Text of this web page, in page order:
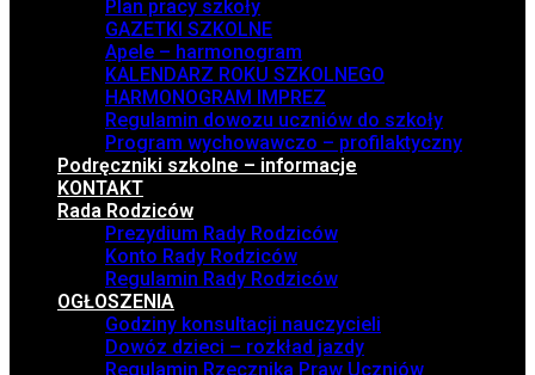
Plan pracy szkoły
GAZETKI SZKOLNE
Apele – harmonogram
KALENDARZ ROKU SZKOLNEGO
HARMONOGRAM IMPREZ
Regulamin dowozu uczniów do szkoły
Program wychowawczo – profilaktyczny
Podręczniki szkolne – informacje
KONTAKT
Rada Rodziców
Prezydium Rady Rodziców
Konto Rady Rodziców
Regulamin Rady Rodziców
OGŁOSZENIA
Godziny konsultacji nauczycieli
Dowóz dzieci – rozkład jazdy
Regulamin Rzecznika Praw Uczniów